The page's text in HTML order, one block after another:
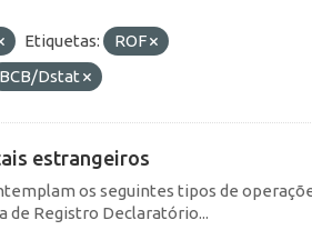
Etiquetas:
ROF
BCB/Dstat
estrangeiros
os seguintes tipos de
de Registro Declaratório...